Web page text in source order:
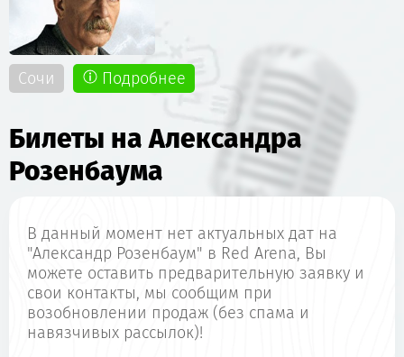
Сочи Подробнее
Билеты на Александра
Розенбаума
В данный момент нет актуальных дат на
"Александр Розенбаум" в Red Arena, Вы
можете оставить предварительную заявку и
свои контакты, мы сообщим при
возобновлении продаж (без спама и
навязчивых рассылок)!